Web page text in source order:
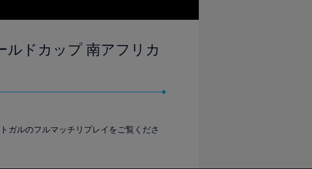
ルドカップ 南アフリカ
ガルのフルマッチリプレイをご覧くださ